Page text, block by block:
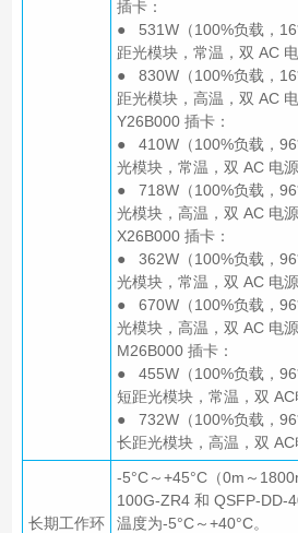
插卡：
● 531W（100%负载，
距光模块，常温，双 AC 电
● 830W（100%负载，
距光模块，高温，双 AC
Y26B000 插卡：
● 410W（100%负载，
光模块，常温，双 AC 电源
● 718W（100%负载，
光模块，高温，双 AC 电
X26B000 插卡：
● 362W（100%负载，
光模块，常温，双 AC 电源
● 670W（100%负载，
光模块，高温，双 AC 电
M26B000 插卡：
● 455W（100%负载，
短距光模块，常温，双 AC
● 732W（100%负载，
长距光模块，高温，双 AC
长期工作环
-5°C～+45°C（0m～
100G-ZR4 和 QSFP-DD-
温度为-5°C～+40°C。